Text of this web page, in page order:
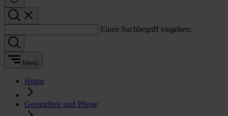
Einen Suchbegriff eingeben:
Menü
Home
Gesundheit und Pflege